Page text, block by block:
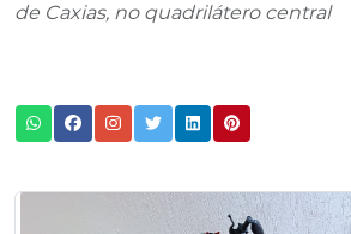
de Caxias, no quadrilátero central